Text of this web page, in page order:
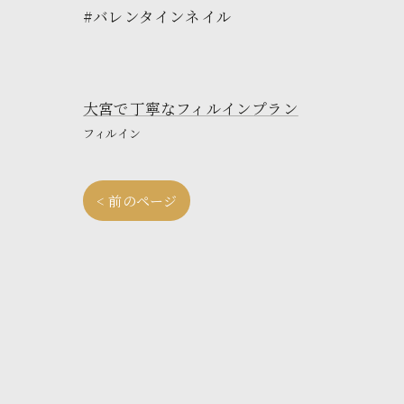
#バレンタインネイル
大宮で丁寧なフィルインプラン
フィルイン
< 前のページ